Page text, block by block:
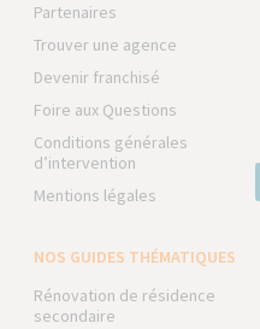
Partenaires
Trouver une agence
Devenir franchisé
Foire aux Questions
Conditions générales
d’intervention
Mentions légales
NOS GUIDES THÉMATIQUES
Rénovation de résidence
secondaire